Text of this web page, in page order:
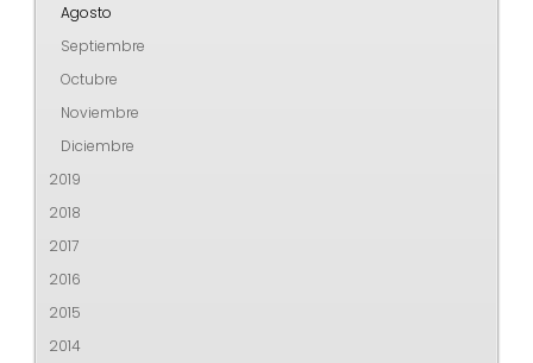
Agosto
Septiembre
Octubre
Noviembre
Diciembre
2019
2018
2017
2016
2015
2014